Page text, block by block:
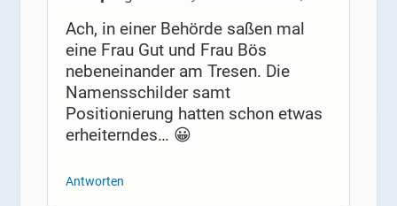
Ach, in einer Behörde saßen mal
eine Frau Gut und Frau Bös
nebeneinander am Tresen. Die
Namensschilder samt
Positionierung hatten schon etwas
erheiterndes… 😀
Antworten